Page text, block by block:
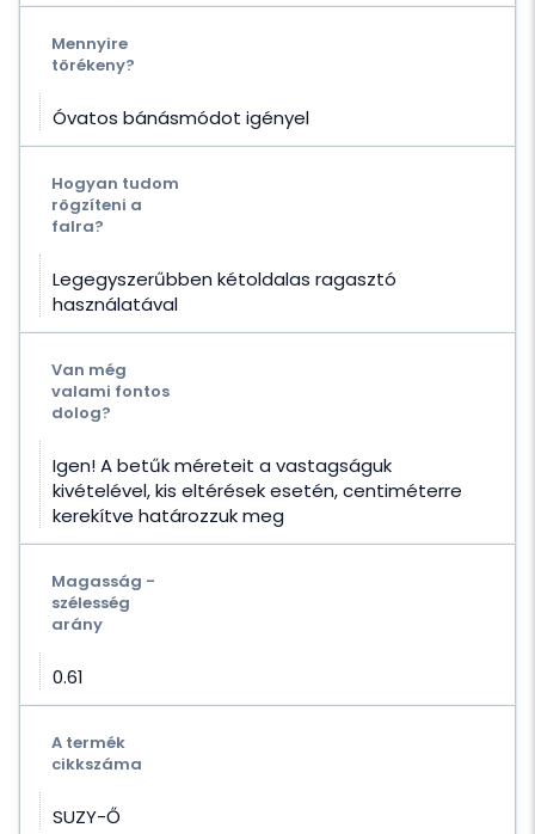
Mennyire
törékeny?
Óvatos bánásmódot igényel
Hogyan tudom
rögzíteni a
falra?
Legegyszerűbben kétoldalas ragasztó
használatával
Van még
valami fontos
dolog?
Igen! A betűk méreteit a vastagságuk
kivételével, kis eltérések esetén, centiméterre
kerekítve határozzuk meg
Magasság -
szélesség
arány
0.61
A termék
cikkszáma
SUZY-Ő